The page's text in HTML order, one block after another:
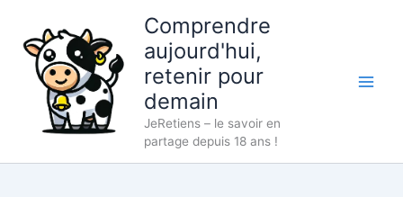
contenu
Comprendre
aujourd'hui,
retenir pour
demain
JeRetiens – le savoir en
partage depuis 18 ans !